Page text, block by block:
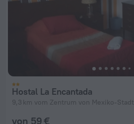
Hostal La Encantada
9,3 km vom Zentrum von Mexiko-Stadt
von 59 €